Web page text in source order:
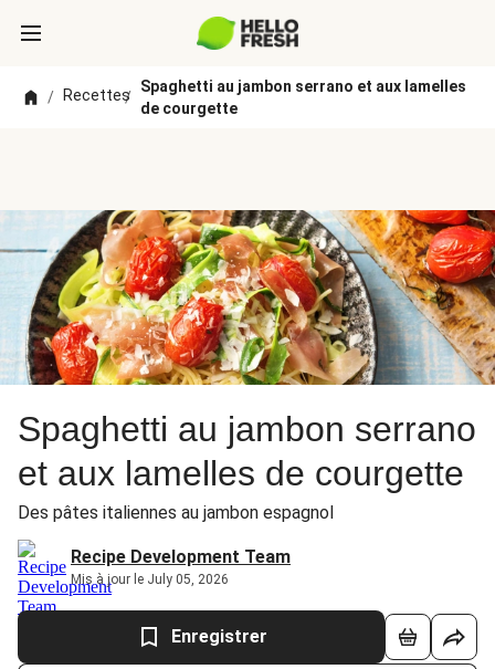
/ Recettes/
Spaghetti au jambon serrano et aux lamelles
de courgette
Spaghetti au jambon serrano
et aux lamelles de courgette
Des pâtes italiennes au jambon espagnol
Recipe Development Team
Mis à jour le July 05, 2026
Enregistrer